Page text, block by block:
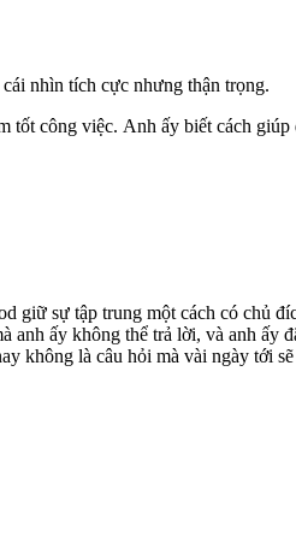
nhìn tích cực nhưng thận trọng.
công việc. Anh ấy biết cách
sự tập trung một cách có chủ
ấy không thể trả lời, và anh
không là câu hỏi mà vài ngày tới